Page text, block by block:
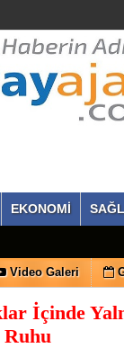
EKONOMİ
Video Galeri
İçinde